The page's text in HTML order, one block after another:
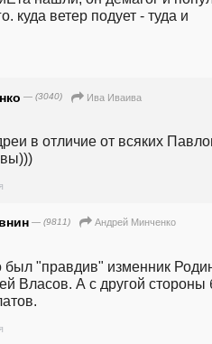
куда ветер подует - туда и
— (3040)
Ива Иваива
в отличие от всяких
— (9811)
Андрей Минченко
был "правдив" изменник
Власов. А с другой стороны